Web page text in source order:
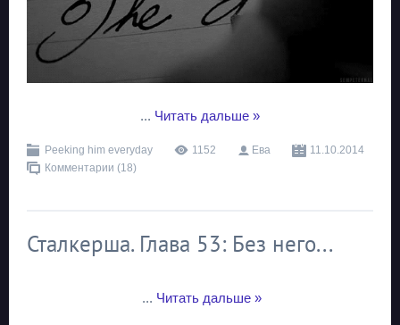
... Читать дальше »
Peeking him everyday 1152 Ева
11.10.2014
Комментарии (18)
Сталкерша. Глава 53: Без него...
... Читать дальше »